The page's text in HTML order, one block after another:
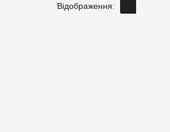
Відображення: